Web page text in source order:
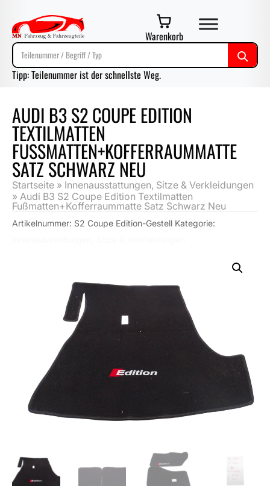
Warenkorb
Tipp: Teilenummer ist der schnellste Weg.
AUDI B3 S2 COUPE EDITION
TEXTILMATTEN
FUSSMATTEN+KOFFERRAUMMATTE S
ATZ SCHWARZ NEU
Startseite » Innenausstattungen, Sitze & Verkleidungen
» Audi B3 S2 Coupe Edition Textilmatten
Fußmatten+Kofferraummatte Satz Schwarz Neu
Artikelnummer: S2 Coupe Edition-Gestell Kategorie: